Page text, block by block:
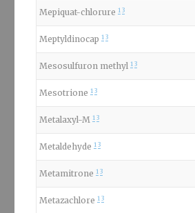
Mepiquat-chlorure 1 3
Meptyldinocap 1 3
Mesosulfuron methyl 1 3
Mesotrione 1 3
Metalaxyl-M 1 3
Metaldehyde 1 3
Metamitrone 1 3
Metazachlore 1 3